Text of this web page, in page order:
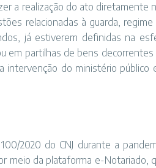
a realização do ato diretamente
relacionadas à guarda, regime
já estiverem definidas na
em partilhas de bens decorrentes
intervenção do ministério público
2020 do CNJ durante a
meio da plataforma e-Notariado,